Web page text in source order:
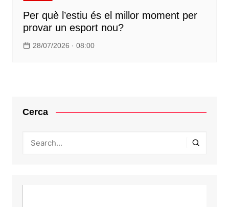
Per què l’estiu és el millor moment per
provar un esport nou?
28/07/2026 · 08:00
Cerca